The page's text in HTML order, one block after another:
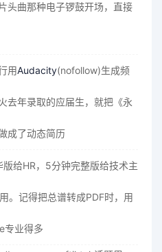
头曲那种电子锣鼓开场，直接
用Audacity(nofollow)生成频
去年录取的应届生，就把《永
成了动态简历
版给HR，5分钟完整版给技术主
。记得把总谱转成PDF时，用
专业得多